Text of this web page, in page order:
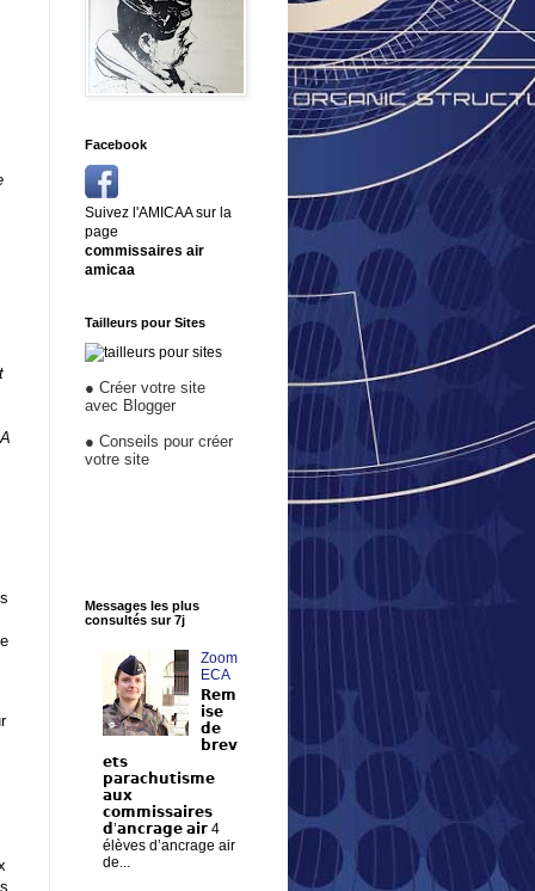
Facebook
Suivez l'AMICAA sur la
page
commissaires air
amicaa
Tailleurs pour Sites
● Créer votre site
avec Blogger
● Conseils pour créer
votre site
Messages les plus
consultés sur 7j
Zoom
ECA
𝗥𝗲𝗺
𝗶𝘀𝗲
𝗱𝗲
𝗯𝗿𝗲𝘃
𝗲𝘁𝘀
𝗽𝗮𝗿𝗮𝗰𝗵𝘂𝘁𝗶𝘀𝗺𝗲
𝗮𝘂𝘅
𝗰𝗼𝗺𝗺𝗶𝘀𝘀𝗮𝗶𝗿𝗲𝘀
𝗱’𝗮𝗻𝗰𝗿𝗮𝗴𝗲 𝗮𝗶𝗿 4
élèves d’ancrage air
de...